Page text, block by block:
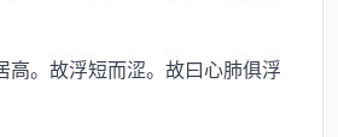
。故浮短而涩。故曰心肺俱浮